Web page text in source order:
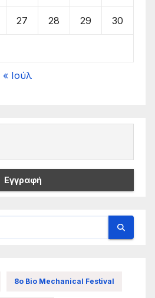
27 28 29 30
« Ιούλ
8ο Bio Mechanical Festival